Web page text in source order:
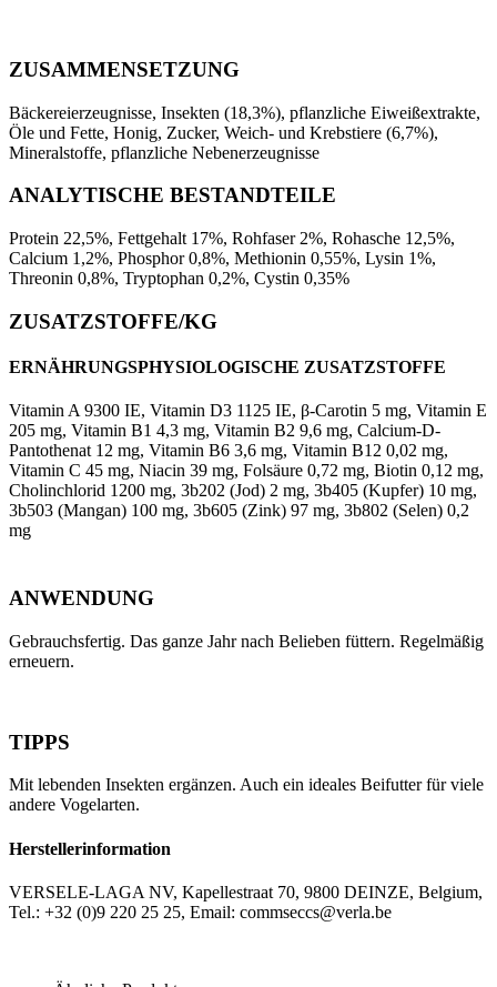
ZUSAMMENSETZUNG
Bäckereierzeugnisse, Insekten (18,3%), pflanzliche Eiweißextrakte,
Öle und Fette, Honig, Zucker, Weich- und Krebstiere (6,7%),
Mineralstoffe, pflanzliche Nebenerzeugnisse
ANALYTISCHE BESTANDTEILE
Protein 22,5%, Fettgehalt 17%, Rohfaser 2%, Rohasche 12,5%,
Calcium 1,2%, Phosphor 0,8%, Methionin 0,55%, Lysin 1%,
Threonin 0,8%, Tryptophan 0,2%, Cystin 0,35%
ZUSATZSTOFFE/KG
ERNÄHRUNGSPHYSIOLOGISCHE ZUSATZSTOFFE
Vitamin A 9300 IE, Vitamin D3 1125 IE, β-Carotin 5 mg, Vitamin E
205 mg, Vitamin B1 4,3 mg, Vitamin B2 9,6 mg, Calcium-D-
Pantothenat 12 mg, Vitamin B6 3,6 mg, Vitamin B12 0,02 mg,
Vitamin C 45 mg, Niacin 39 mg, Folsäure 0,72 mg, Biotin 0,12 mg,
Cholinchlorid 1200 mg, 3b202 (Jod) 2 mg, 3b405 (Kupfer) 10 mg,
3b503 (Mangan) 100 mg, 3b605 (Zink) 97 mg, 3b802 (Selen) 0,2
mg
ANWENDUNG
Gebrauchsfertig. Das ganze Jahr nach Belieben füttern. Regelmäßig
erneuern.
TIPPS
Mit lebenden Insekten ergänzen. Auch ein ideales Beifutter für viele
andere Vogelarten.
Herstellerinformation
VERSELE-LAGA NV, Kapellestraat 70, 9800 DEINZE, Belgium,
Tel.: +32 (0)9 220 25 25, Email: commseccs@verla.be